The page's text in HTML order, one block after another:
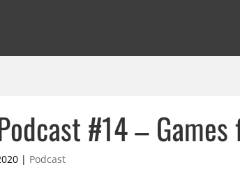
#14 –
| Podcast